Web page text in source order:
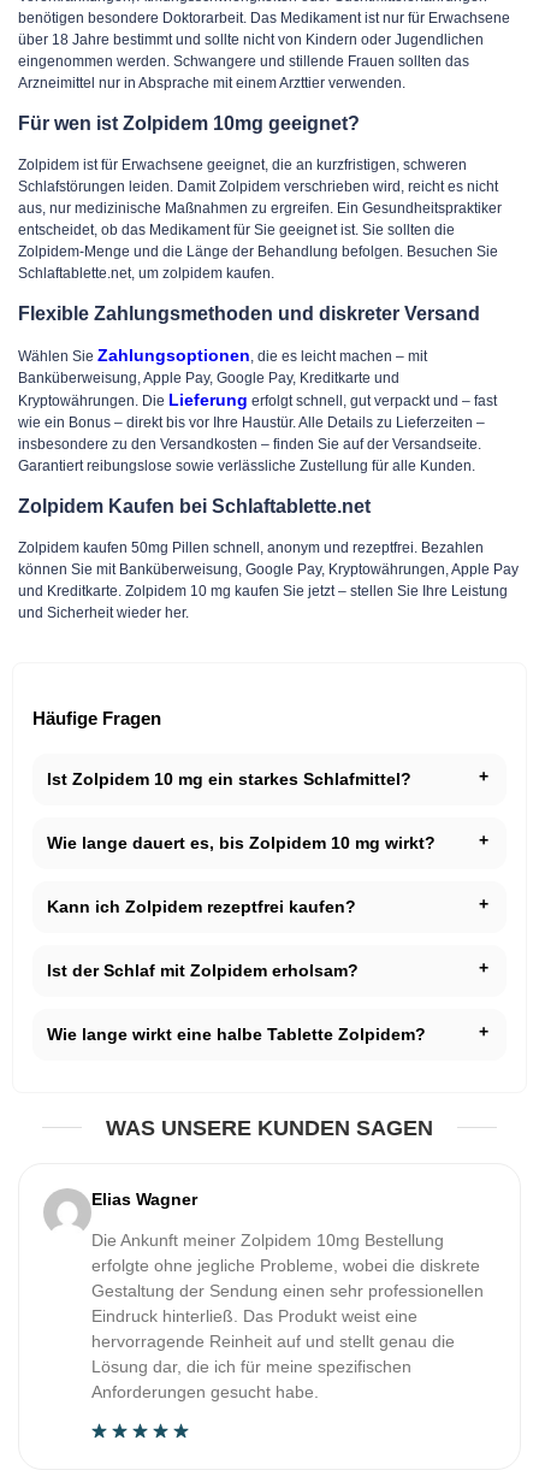
benötigen besondere Doktorarbeit. Das Medikament ist nur für Erwachsene
über 18 Jahre bestimmt und sollte nicht von Kindern oder Jugendlichen
eingenommen werden. Schwangere und stillende Frauen sollten das
Arzneimittel nur in Absprache mit einem Arzttier verwenden.
Für wen ist Zolpidem 10mg geeignet?
Zolpidem ist für Erwachsene geeignet, die an kurzfristigen, schweren
Schlafstörungen leiden. Damit Zolpidem verschrieben wird, reicht es nicht
aus, nur medizinische Maßnahmen zu ergreifen. Ein Gesundheitspraktiker
entscheidet, ob das Medikament für Sie geeignet ist. Sie sollten die
Zolpidem-Menge und die Länge der Behandlung befolgen. Besuchen Sie
Schlaftablette.net, um zolpidem kaufen.
Flexible Zahlungsmethoden und diskreter Versand
Wählen Sie Zahlungsoptionen, die es leicht machen – mit
Banküberweisung, Apple Pay, Google Pay, Kreditkarte und
Kryptowährungen. Die Lieferung erfolgt schnell, gut verpackt und – fast
wie ein Bonus – direkt bis vor Ihre Haustür. Alle Details zu Lieferzeiten –
insbesondere zu den Versandkosten – finden Sie auf der Versandseite.
Garantiert reibungslose sowie verlässliche Zustellung für alle Kunden.
Zolpidem Kaufen bei Schlaftablette.net
Zolpidem kaufen 50mg Pillen schnell, anonym und rezeptfrei. Bezahlen
können Sie mit Banküberweisung, Google Pay, Kryptowährungen, Apple Pay
und Kreditkarte. Zolpidem 10 mg kaufen​ Sie jetzt – stellen Sie Ihre Leistung
und Sicherheit wieder her.
Häufige Fragen
Ist Zolpidem 10 mg ein starkes Schlafmittel?
Wie lange dauert es, bis Zolpidem 10 mg wirkt?
Kann ich Zolpidem rezeptfrei kaufen?
Ist der Schlaf mit Zolpidem erholsam?
Wie lange wirkt eine halbe Tablette Zolpidem?
WAS UNSERE KUNDEN SAGEN
Elias Wagner
Die Ankunft meiner Zolpidem 10mg Bestellung
erfolgte ohne jegliche Probleme, wobei die diskrete
Gestaltung der Sendung einen sehr professionellen
Eindruck hinterließ. Das Produkt weist eine
hervorragende Reinheit auf und stellt genau die
Lösung dar, die ich für meine spezifischen
Anforderungen gesucht habe.